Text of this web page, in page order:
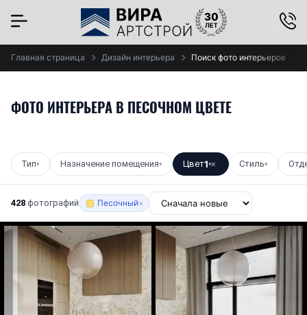
Главная страница Дизайн интерьера Поиск фото интерьеров
ФОТО ИНТЕРЬЕРА В ПЕСОЧНОМ ЦВЕТЕ
Тип▾ Назначение помещения▾ Цвет1▾✕ Стиль▾
428 фотографий Песочный×
×